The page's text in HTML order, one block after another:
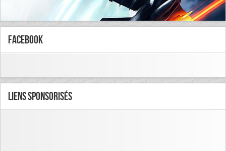
FaceBook
Liens Sponsorisés